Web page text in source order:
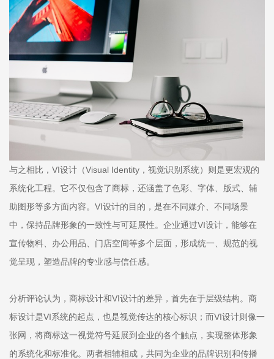
与之相比，VI设计（Visual Identity，视觉识别系统）则是更宏观的
系统化工程。它不仅包含了商标，还涵盖了色彩、字体、版式、辅
助图形等多方面内容。VI设计的目的，是在不同媒介、不同场景
中，保持品牌形象的一致性与可延展性。企业通过VI设计，能够在
宣传物料、办公用品、门店空间等多个层面，形成统一、规范的视
觉呈现，塑造品牌的专业感与信任感。
分析评论认为，商标设计和VI设计的差异，首先在于层级结构。商
标设计是VI系统的起点，也是视觉传达的核心标识；而VI设计则像一
张网，将商标这一视觉符号延展到企业的各个触点，实现整体形象
的系统化和标准化。两者相辅相成，共同为企业的品牌识别和传播